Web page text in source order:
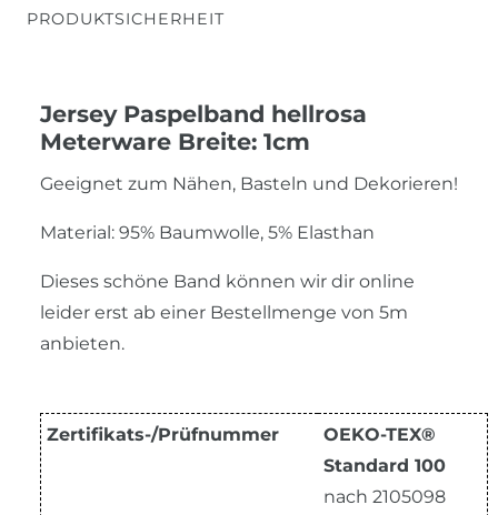
PRODUKTSICHERHEIT
Jersey Paspelband hellrosa
Meterware Breite: 1cm
Geeignet zum Nähen, Basteln und Dekorieren!
Material: 95% Baumwolle, 5% Elasthan
Dieses schöne Band können wir dir online
leider erst ab einer Bestellmenge von 5m
anbieten.
Zertifikats-/Prüfnummer
OEKO-TEX®
Standard 100
nach 2105098